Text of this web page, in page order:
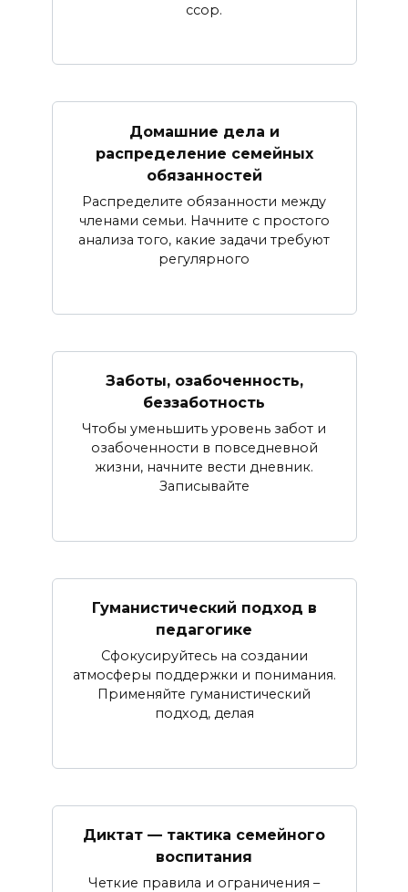
ссор.
Домашние дела и
распределение семейных
обязанностей
Распределите обязанности между
членами семьи. Начните с простого
анализа того, какие задачи требуют
регулярного
Заботы, озабоченность,
беззаботность
Чтобы уменьшить уровень забот и
озабоченности в повседневной
жизни, начните вести дневник.
Записывайте
Гуманистический подход в
педагогике
Сфокусируйтесь на создании
атмосферы поддержки и понимания.
Применяйте гуманистический
подход, делая
Диктат — тактика семейного
воспитания
Четкие правила и ограничения –